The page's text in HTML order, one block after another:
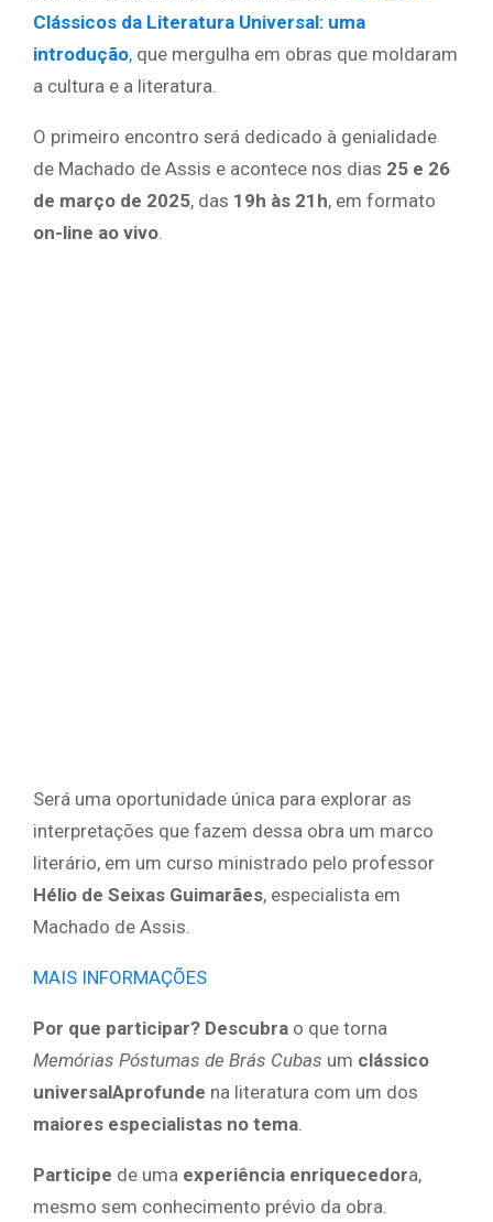
Clássicos da Literatura Universal: uma
introdução, que mergulha em obras que moldaram
a cultura e a literatura.
O primeiro encontro será dedicado à genialidade
de Machado de Assis e acontece nos dias 25 e 26
de março de 2025, das 19h às 21h, em formato
on-line ao vivo.
Será uma oportunidade única para explorar as
interpretações que fazem dessa obra um marco
literário, em um curso ministrado pelo professor
Hélio de Seixas Guimarães, especialista em
Machado de Assis.
MAIS INFORMAÇÕES
Por que participar? Descubra o que torna
Memórias Póstumas de Brás Cubas um clássico
universalAprofunde na literatura com um dos
maiores especialistas no tema
Participe de uma experiência enriquecedora,
mesmo sem conhecimento prévio da obra.